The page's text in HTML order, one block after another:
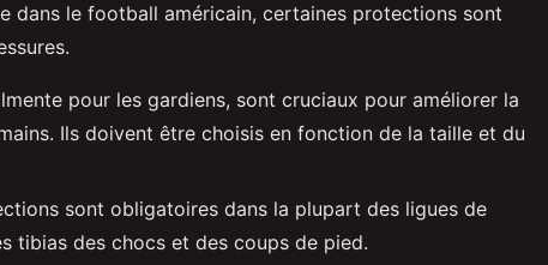
dans le football américain, certaines protections sont
pour les gardiens, sont cruciaux pour améliorer la
Ils doivent être choisis en fonction de la taille et du
sont obligatoires dans la plupart des ligues de
tibias des chocs et des coups de pied.